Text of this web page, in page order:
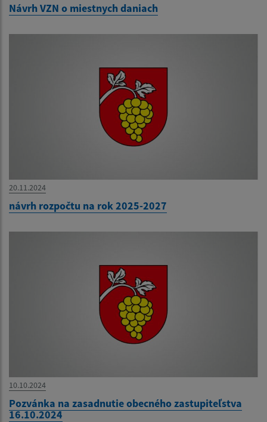
Návrh VZN o miestnych daniach
20.11.2024
návrh rozpočtu na rok 2025-2027
10.10.2024
Pozvánka na zasadnutie obecného zastupiteľstva
16.10.2024